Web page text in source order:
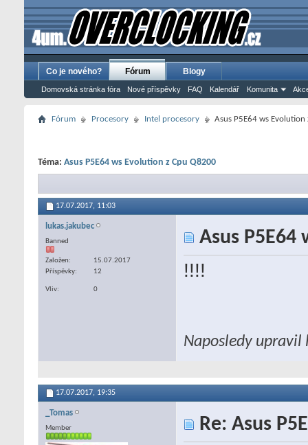
Co je nového? Fórum
Domovská stránka fóra Nové příspěvky FAQ Kalendář Komunita
Blogy
Fórum Procesory Intel procesory Asus P5E64 ws Evolution
Téma: Asus P5E64 ws Evolution z Cpu Q8200
17.07.2017, 11:03
lukas.jakubec
Banned
Založen
15.07.2017
Příspěvky
12
Vliv 0
Asus P5E64
!!!!
Naposledy upravil
17.07.2017, 19:35
_Tomas
Member Re: Asus